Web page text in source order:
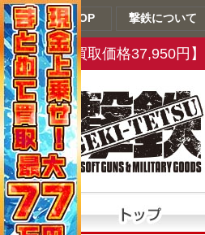
TOP 撃鉄について
【買取価格37,950円